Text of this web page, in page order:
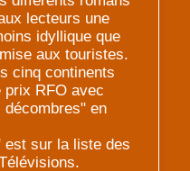
lecteurs une
idyllique que
aux touristes.
cinq continents
prix RFO avec
en
est sur la liste des